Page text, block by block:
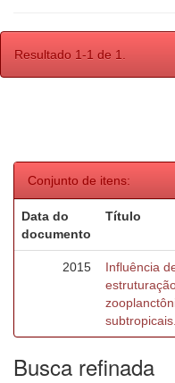
Resultado 1-1 de 1.
Conjunto de itens:
Data do
documento
Título
2015
Influência
subtropicais.
Busca refinada